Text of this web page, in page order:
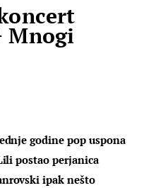
Mnogi
godine pop uspona
postao perjanica
ipak nešto